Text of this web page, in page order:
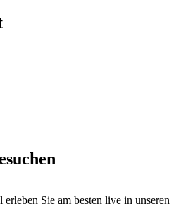
Sie am besten live in unseren